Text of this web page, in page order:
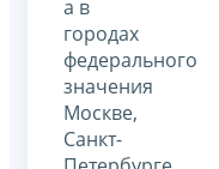
а в
городах
федерального
значения
Москве,
Санкт-